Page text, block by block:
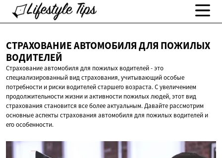
СТРАХОВАНИЕ АВТОМОБИЛЯ ДЛЯ ПОЖИЛЫХ
ВОДИТЕЛЕЙ
Страхование автомобиля для пожилых водителей - это
специализированный вид страхования, учитывающий особые
потребности и риски водителей старшего возраста. С увеличением
продолжительности жизни и активности пожилых людей, этот вид
страхования становится все более актуальным. Давайте рассмотрим
основные аспекты страхования автомобиля для пожилых водителей и
его особенности.